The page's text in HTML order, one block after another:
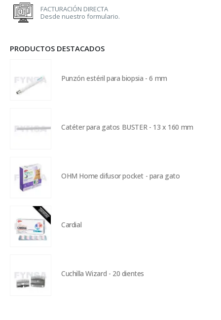
FACTURACIÓN DIRECTA
Desde nuestro formulario.
PRODUCTOS DESTACADOS
Punzón estéril para biopsia - 6 mm
Catéter para gatos BUSTER - 13 x 160 mm
OHM Home difusor pocket - para gato
Cardial
Cuchilla Wizard - 20 dientes